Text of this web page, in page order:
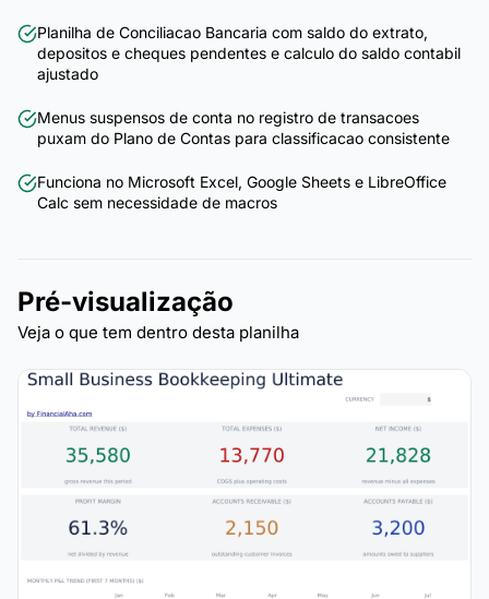
Planilha de Conciliacao Bancaria com saldo do extrato,
depositos e cheques pendentes e calculo do saldo contabil
ajustado
Menus suspensos de conta no registro de transacoes
puxam do Plano de Contas para classificacao consistente
Funciona no Microsoft Excel, Google Sheets e LibreOffice
Calc sem necessidade de macros
Pré-visualização
Veja o que tem dentro desta planilha